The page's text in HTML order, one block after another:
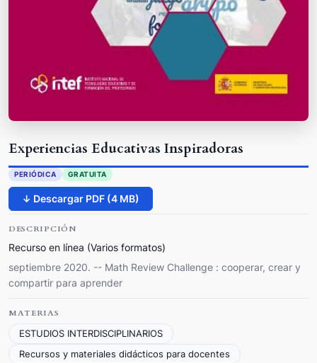
Experiencias Educativas Inspiradoras
PERIÓDICA GRATUITA
↓ Descargar PDF (4 MB)
DESCRIPCIÓN
Recurso en línea (Varios formatos)
septiembre 2020. -- Math Review Challenge : cooperar, crear y
compartir para aprender
MATERIAS
ESTUDIOS INTERDISCIPLINARIOS
Recursos y materiales didácticos para docentes